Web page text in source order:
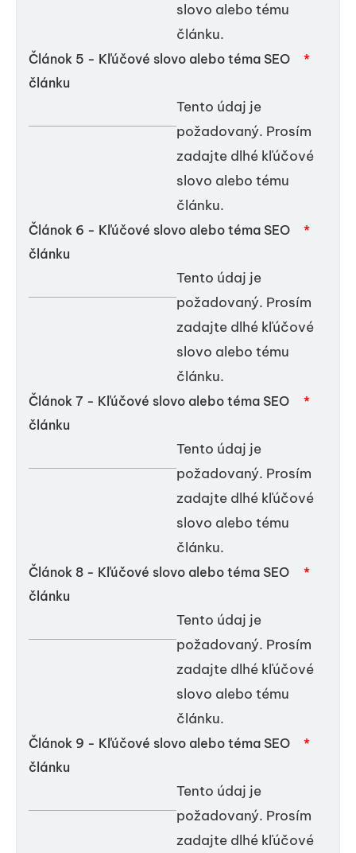
slovo alebo tému
článku.
*
Článok 5 - Kľúčové slovo alebo téma SEO
článku
Tento údaj je
požadovaný. Prosím
zadajte dlhé kľúčové
slovo alebo tému
článku.
*
Článok 6 - Kľúčové slovo alebo téma SEO
článku
Tento údaj je
požadovaný. Prosím
zadajte dlhé kľúčové
slovo alebo tému
článku.
*
Článok 7 - Kľúčové slovo alebo téma SEO
článku
Tento údaj je
požadovaný. Prosím
zadajte dlhé kľúčové
slovo alebo tému
článku.
*
Článok 8 - Kľúčové slovo alebo téma SEO
článku
Tento údaj je
požadovaný. Prosím
zadajte dlhé kľúčové
slovo alebo tému
článku.
*
Článok 9 - Kľúčové slovo alebo téma SEO
článku
Tento údaj je
požadovaný. Prosím
zadajte dlhé kľúčové